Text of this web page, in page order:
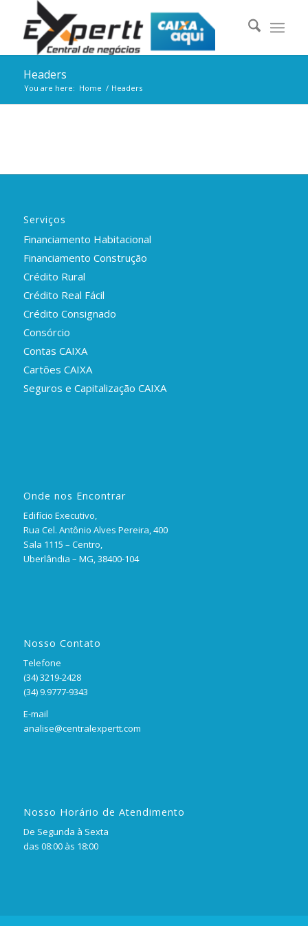
Headers
You are here: Home / Headers
Serviços
Financiamento Habitacional
Financiamento Construção
Crédito Rural
Crédito Real Fácil
Crédito Consignado
Consórcio
Contas CAIXA
Cartões CAIXA
Seguros e Capitalização CAIXA
Onde nos Encontrar
Edifício Executivo,
Rua Cel. Antônio Alves Pereira, 400
Sala 1115 – Centro,
Uberlândia – MG, 38400-104
Nosso Contato
Telefone
(34) 3219-2428
(34) 9.9777-9343
E-mail
analise@centralexpertt.com
Nosso Horário de Atendimento
De Segunda à Sexta
das 08:00 às 18:00